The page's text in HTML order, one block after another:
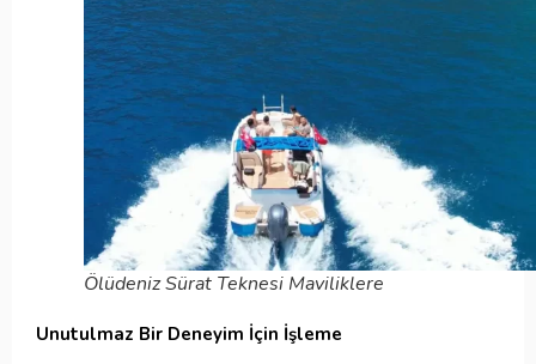
Ölüdeniz Sürat Teknesi Maviliklere
Unutulmaz Bir Deneyim İçin İşleme